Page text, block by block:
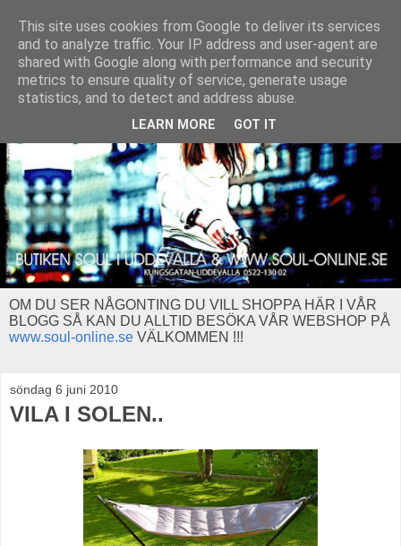
OM DU SER NÅGONTING DU VILL SHOPPA HÄR I VÅR
BLOGG SÅ KAN DU ALLTID BESÖKA VÅR WEBSHOP PÅ
www.soul-online.se VÄLKOMMEN !!!
söndag 6 juni 2010
VILA I SOLEN..
This site uses cookies from Google to deliver its services
and to analyze traffic. Your IP address and user-agent are
shared with Google along with performance and security
metrics to ensure quality of service, generate usage
statistics, and to detect and address abuse.
LEARN MORE GOT IT